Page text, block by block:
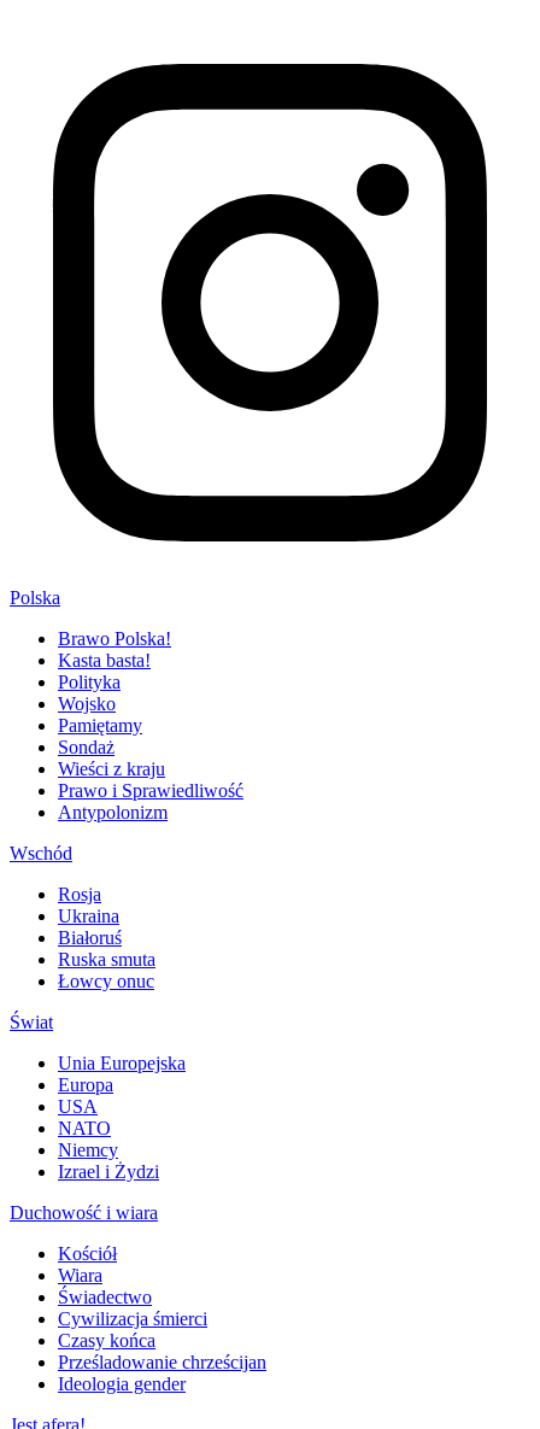
Polska
Brawo Polska!
Kasta basta!
Polityka
Wojsko
Pamiętamy
Sondaż
Wieści z kraju
Prawo i Sprawiedliwość
Antypolonizm
Wschód
Rosja
Ukraina
Białoruś
Ruska smuta
Łowcy onuc
Świat
Unia Europejska
Europa
USA
NATO
Niemcy
Izrael i Żydzi
Duchowość i wiara
Kościół
Wiara
Świadectwo
Cywilizacja śmierci
Czasy końca
Prześladowanie chrześcijan
Ideologia gender
Jest afera!